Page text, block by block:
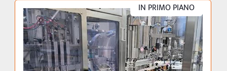
IN PRIMO PIANO